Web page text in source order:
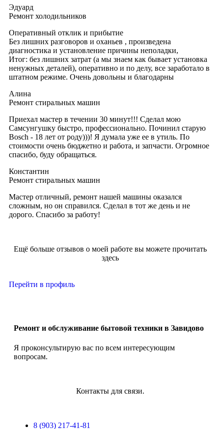
Эдуард
Ремонт холодильников
Оперативный отклик и прибытие
Без лишних разговоров и оханьев , произведена
диагностика и установление причины неполадки,
Итог: без лишних затрат (а мы знаем как бывает установка
ненужных деталей), оперативно и по делу, все заработало в
штатном режиме. Очень довольны и благодарны
Алина
Ремонт стиральных машин
Приехал мастер в течении 30 минут!!! Сделал мою
Самсунгушку быстро, профессионально. Починил старую
Bosch - 18 лет от роду)))! Я думала уже ее в утиль. По
стоимости очень бюджетно и работа, и запчасти. Огромное
спасибо, буду обращаться.
Константин
Ремонт стиральных машин
Мастер отличный, ремонт нашей машины оказался
сложным, но он справился. Сделал в тот же день и не
дорого. Спасибо за работу!
Ещё больше отзывов о моей работе вы можете прочитать
здесь
Перейти в профиль
Ремонт и обслуживание бытовой техники в Завидово
Я проконсультирую вас по всем интересующим
вопросам.
Контакты для связи.
8 (903) 217-41-81